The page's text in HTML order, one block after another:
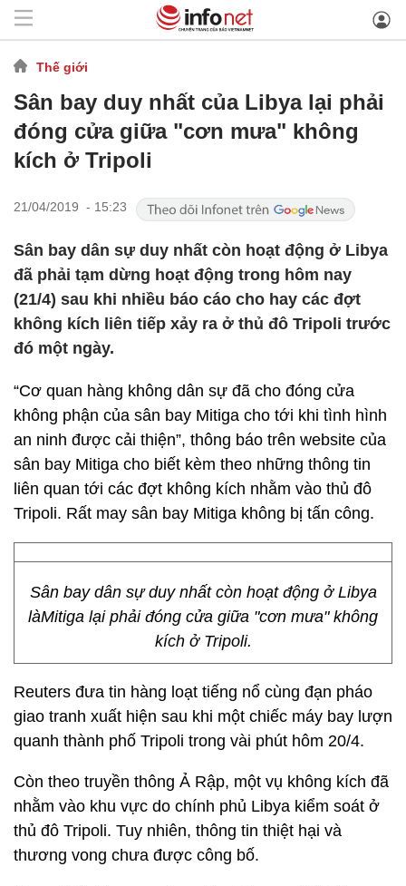
Thế giới
Sân bay duy nhất của Libya lại phải
đóng cửa giữa "cơn mưa" không
kích ở Tripoli
21/04/2019 - 15:23
Sân bay dân sự duy nhất còn hoạt động ở Libya
đã phải tạm dừng hoạt động trong hôm nay
(21/4) sau khi nhiều báo cáo cho hay các đợt
không kích liên tiếp xảy ra ở thủ đô Tripoli trước
đó một ngày.
“Cơ quan hàng không dân sự đã cho đóng cửa
không phận của sân bay Mitiga cho tới khi tình hình
an ninh được cải thiện”, thông báo trên website của
sân bay Mitiga cho biết kèm theo những thông tin
liên quan tới các đợt không kích nhằm vào thủ đô
Tripoli. Rất may sân bay Mitiga không bị tấn công.
Sân bay dân sự duy nhất còn hoạt động ở Libya
làMitiga lại phải đóng cửa giữa "cơn mưa" không
kích ở Tripoli.
Reuters đưa tin hàng loạt tiếng nổ cùng đạn pháo
giao tranh xuất hiện sau khi một chiếc máy bay lượn
quanh thành phố Tripoli trong vài phút hôm 20/4.
Còn theo truyền thông Ả Rập, một vụ không kích đã
nhằm vào khu vực do chính phủ Libya kiểm soát ở
thủ đô Tripoli. Tuy nhiên, thông tin thiệt hại và
thương vong chưa được công bố.